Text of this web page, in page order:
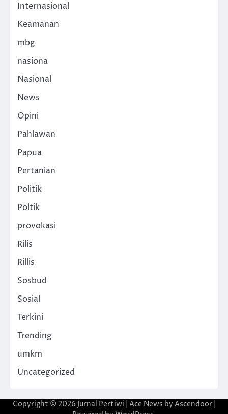
Internasional
Keamanan
mbg
nasiona
Nasional
News
Opini
Pahlawan
Papua
Pertanian
Politik
Poltik
provokasi
Rilis
Rillis
Sosbud
Sosial
Terkini
Trending
umkm
Uncategorized
Copyright © 2026 Jurnal Pertiwi | Ace News by Ascendoor|